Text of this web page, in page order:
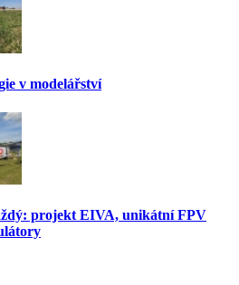
v modelářství
projekt EIVA, unikátní FPV